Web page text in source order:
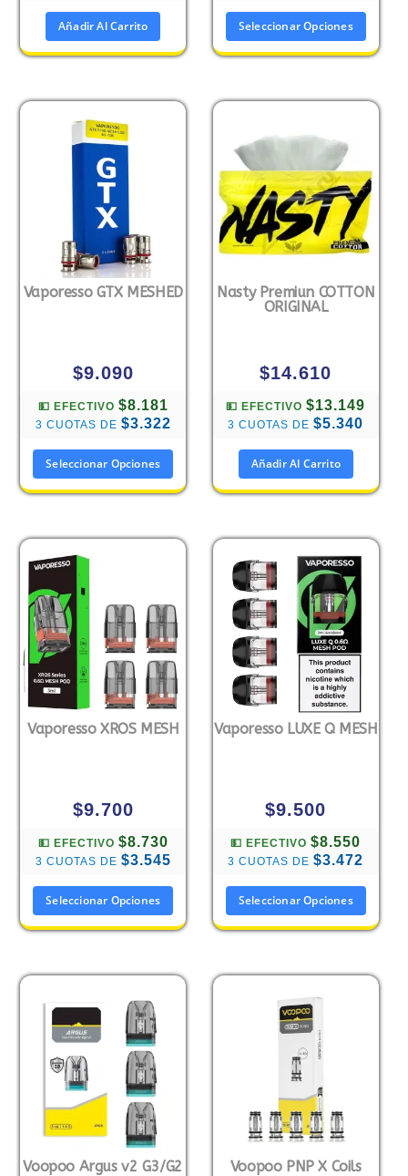
Añadir Al Carrito Seleccionar Opciones
Vaporesso GTX MESHED
$9.090
💵 EFECTIVO $8.181
3 CUOTAS DE $3.322
Seleccionar Opciones
Nasty Premiun COTTON
ORIGINAL
$14.610
💵 EFECTIVO$13.149
3 CUOTAS DE$5.340
Añadir Al Carrito
Vaporesso XROS MESH
$9.700
💵 EFECTIVO $8.730
3 CUOTAS DE $3.545
Seleccionar Opciones
Vaporesso LUXE Q MESH
$9.500
💵 EFECTIVO$8.550
3 CUOTAS DE$3.472
Seleccionar Opciones
Voopoo Argus v2 G3/G2 Voopoo PNP X Coils